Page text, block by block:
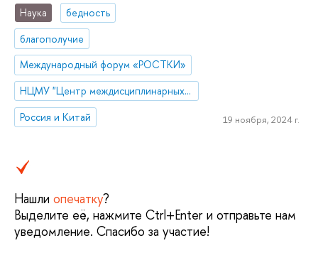
Наука
бедность
благополучие
Международный форум «РОСТКИ»
НЦМУ "Центр междисциплинарных исследований человеческого потенциала"
Россия и Китай
19 ноября, 2024 г.
Нашли опечатку?
Выделите её, нажмите Ctrl+Enter и отправьте нам
уведомление. Спасибо за участие!